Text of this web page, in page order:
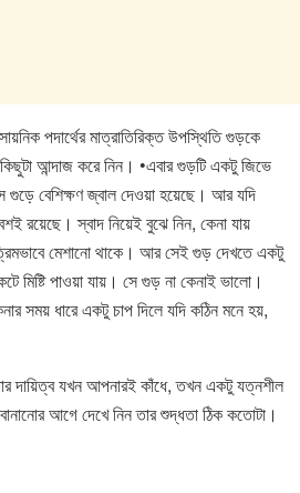
পদার্থের মাত্রাতিরিক্ত উপস্থিতি গুড়কে
আন্দাজ করে নিন। •এবার গুড়টি একটু জিভে
বেশিক্ষণ জ্বাল দেওয়া হয়েছে। আর যদি
রয়েছে। স্বাদ নিয়েই বুঝে নিন, কেনা যায়
মেশানো থাকে। আর সেই গুড় দেখতে একটু
মিষ্টি পাওয়া যায়। সে গুড় না কেনাই ভালো।
সময় ধারে একটু চাপ দিলে যদি কঠিন মনে হয়,
দায়িত্ব যখন আপনারই কাঁধে, তখন একটু যত্নশীল
আগে দেখে নিন তার শুদ্ধতা ঠিক কতোটা।